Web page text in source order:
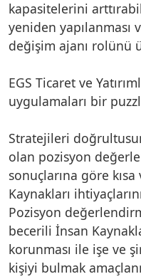
kapasitelerini
yeniden yapılanması
değişim ajanı rolünü
EGS Ticaret ve
uygulamaları bir
Stratejileri
olan pozisyon
sonuçlarına göre
Kaynakları
Pozisyon
becerili İnsan
korunması ile işe ve
kişiyi bulmak